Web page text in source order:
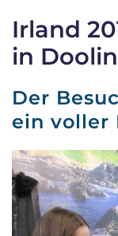
Irland
in
Der
ein voller